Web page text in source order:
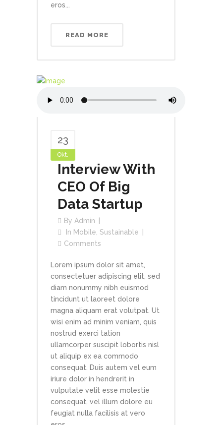
eros...
READ MORE
23
Okt.
Interview With
CEO Of Big
Data Startup
By Admin
In Mobile, Sustainable
Comments
Lorem ipsum dolor sit amet,
consectetuer adipiscing elit, sed
diam nonummy nibh euismod
tincidunt ut laoreet dolore
magna aliquam erat volutpat. Ut
wisi enim ad minim veniam, quis
nostrud exerci tation
ullamcorper suscipit lobortis nisl
ut aliquip ex ea commodo
consequat. Duis autem vel eum
iriure dolor in hendrerit in
vulputate velit esse molestie
consequat, vel illum dolore eu
feugiat nulla facilisis at vero